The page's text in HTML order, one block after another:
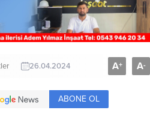
26.04.2024 A+ A-
ABONE OL